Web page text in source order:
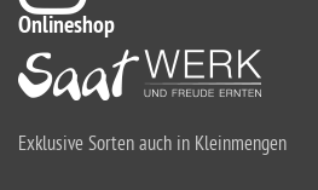
Onlineshop
Exklusive Sorten auch in Kleinmengen